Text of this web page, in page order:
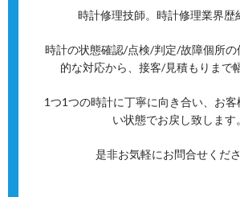
時計修理技師。時計修理業界歴
時計の状態確認/点検/判定/故障個所の
的な対応から、接客/見積もりまで
1つ1つの時計に丁寧に向き合い、お客
い状態でお戻し致します。
是非お気軽にお問合せくださ